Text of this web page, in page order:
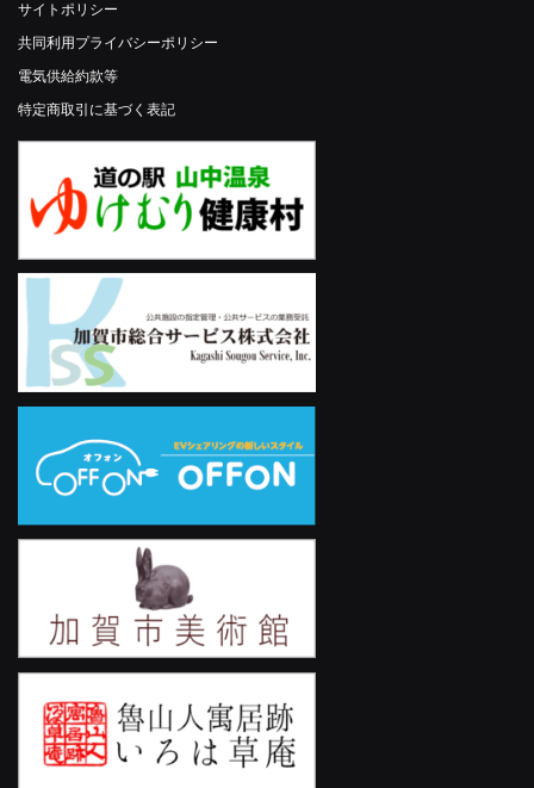
サイトポリシー
共同利用プライバシーポリシー
電気供給約款等
特定商取引に基づく表記